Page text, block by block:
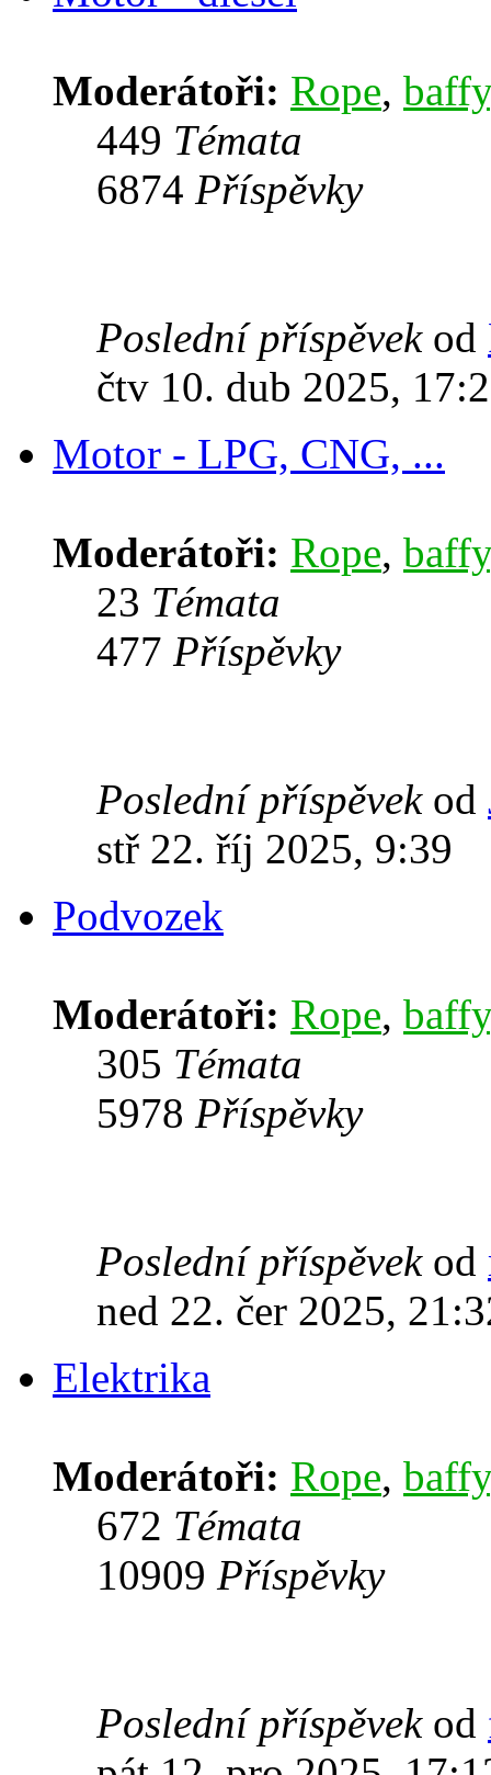
Moderátoři: Rope, baffy
449 Témata
6874 Příspěvky
Poslední příspěvekod
čtv 10. dub 2025,
Motor - LPG, CNG, ...
Moderátoři: Rope, baffy
23 Témata
477 Příspěvky
Poslední příspěvekod
stř 22. říj 2025, 9:39
Podvozek
Moderátoři: Rope, baffy
305 Témata
5978 Příspěvky
Poslední příspěvekod
ned 22. čer 2025,
Elektrika
Moderátoři: Rope, baffy
672 Témata
10909 Příspěvky
Poslední příspěvekod